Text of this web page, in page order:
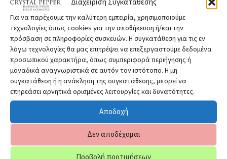
Για να παρέχουμε την καλύτερη εμπειρία, χρησιμοποιούμε
τεχνολογίες όπως cookies για την αποθήκευση ή/και την
πρόσβαση σε πληροφορίες συσκευών. Η συγκατάθεση για τις εν
λόγω τεχνολογίες θα μας επιτρέψει να επεξεργαστούμε δεδομένα
προσωπικού χαρακτήρα, όπως συμπεριφορά περιήγησης ή
μοναδικά αναγνωριστικά σε αυτόν τον ιστότοπο. Η μη
συγκατάθεση ή η ανάκληση της συγκατάθεσης, μπορεί να
επηρεάσει αρνητικά ορισμένες λειτουργίες και δυνατότητες.
Αποδοχή
Δεν αποδέχομαι
Προβολή προτιμήσεων
Λογαριασμό μας ή μέσω της εφαρμογής IRIS
Μέσω PayPal
Όλες οι Αποστολές είναι Δωρεάν για 40€ και άνω Αξίας
Παραγγελίας και Περιοχής Εντός Ελλάδας.
Η Αποστολή στην Διεύθυνση που θα μας Δηλώσετε στην
Ελλάδα γίνεται με Courier σε 1-3 Εργάσιμες Ημέρες
ανάλογα την Περιοχή. Για τον υπόλοιπο Κόσμο δεν
παρέχεται η δυνατότητα πληρωμής με Αντικαταβολή
αλλά μόνο με τους υπόλοιπους 3 τρόπους πληρωμής και
η Αποστολή γίνεται με τα ΕΛΤΑ με απλή αποστολή
εξωτερικού και ο χρόνος παράδοσης ποικίλει ανάλογα